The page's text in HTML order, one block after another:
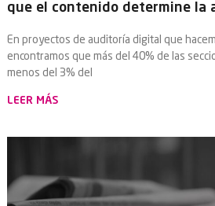
que el contenido determine la
En proyectos de auditoría digital que
encontramos que más del 40% de las
menos del 3% del
LEER MÁS